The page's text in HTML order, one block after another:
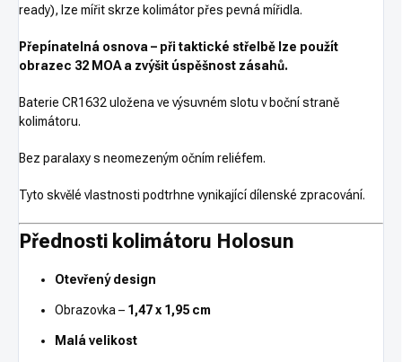
ready), lze mířit skrze kolimátor přes pevná mířidla.
Přepínatelná osnova – při taktické střelbě lze použít
obrazec 32 MOA a zvýšit úspěšnost zásahů.
Baterie CR1632 uložena ve výsuvném slotu v boční straně
kolimátoru.
Bez paralaxy s neomezeným očním reliéfem.
Tyto skvělé vlastnosti podtrhne vynikající dílenské zpracování.
Přednosti kolimátoru Holosun
Otevřený design
Obrazovka – 1,47 x 1,95 cm
Malá velikost